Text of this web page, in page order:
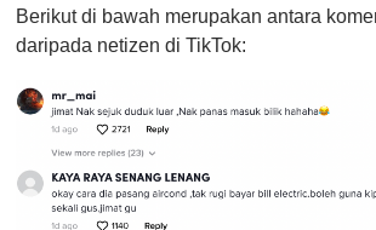
Berikut di bawah merupakan antara
daripada netizen di TikTok: